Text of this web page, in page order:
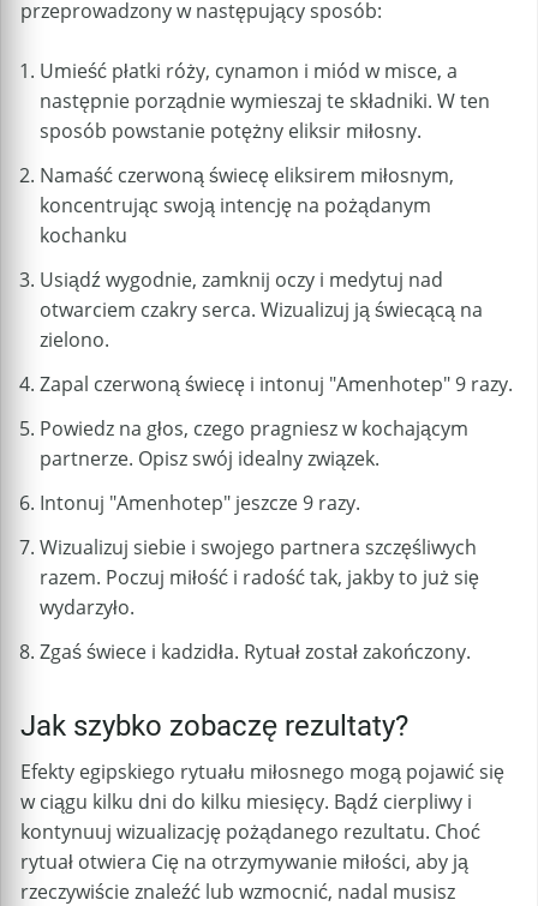
przeprowadzony w następujący sposób:
Umieść płatki róży, cynamon i miód w misce, a
następnie porządnie wymieszaj te składniki. W ten
sposób powstanie potężny eliksir miłosny.
Namaść czerwoną świecę eliksirem miłosnym,
koncentrując swoją intencję na pożądanym
kochanku
Usiądź wygodnie, zamknij oczy i medytuj nad
otwarciem czakry serca. Wizualizuj ją świecącą na
zielono.
Zapal czerwoną świecę i intonuj "Amenhotep" 9 razy.
Powiedz na głos, czego pragniesz w kochającym
partnerze. Opisz swój idealny związek.
Intonuj "Amenhotep" jeszcze 9 razy.
Wizualizuj siebie i swojego partnera szczęśliwych
razem. Poczuj miłość i radość tak, jakby to już się
wydarzyło.
Zgaś świece i kadzidła. Rytuał został zakończony.
Jak szybko zobaczę rezultaty?
Efekty egipskiego rytuału miłosnego mogą pojawić się
w ciągu kilku dni do kilku miesięcy. Bądź cierpliwy i
kontynuuj wizualizację pożądanego rezultatu. Choć
rytuał otwiera Cię na otrzymywanie miłości, aby ją
rzeczywiście znaleźć lub wzmocnić, nadal musisz